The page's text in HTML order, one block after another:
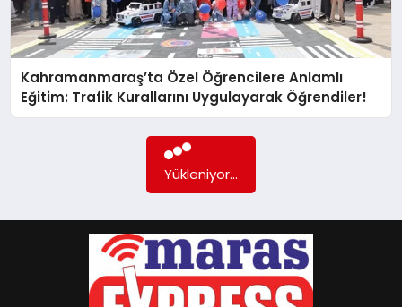
GÖKSUN
TÜRKOĞLU
Kahramanmaraş’ta Özel Öğrencilere Anlamlı
Eğitim: Trafik Kurallarını Uygulayarak Öğrendiler!
Yükleniyor...